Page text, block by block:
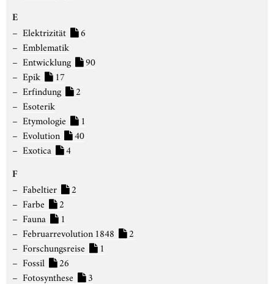
E
Elektrizität
6
Emblematik
Entwicklung
90
Epik
17
Erfindung
2
Esoterik
Etymologie
1
Evolution
40
Exotica
4
F
Fabeltier
2
Farbe
2
Fauna
1
Februarrevolution 1848
2
Forschungsreise
1
Fossil
26
Fotosynthese
3